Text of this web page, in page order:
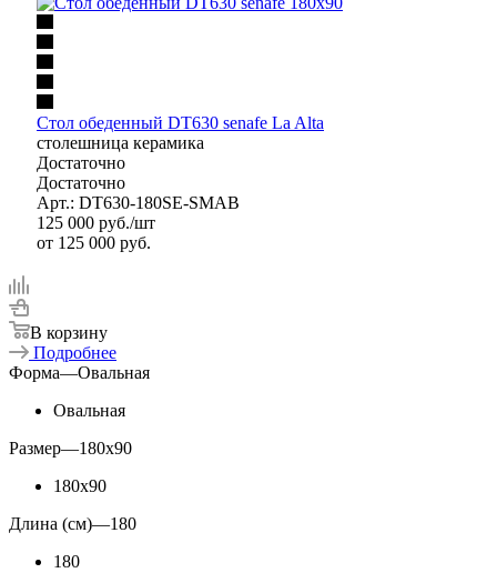
Стол обеденный DT630 senafe La Alta
столешница керамика
Достаточно
Достаточно
Арт.: DT630-180SE-SMAB
125 000 руб./шт
от 125 000 руб.
В корзину
Подробнее
Форма—Овальная
Овальная
Размер—180x90
180x90
Длина (см)—180
180